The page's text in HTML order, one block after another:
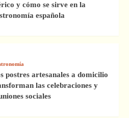
y cómo se sirve en la
española
postres artesanales a domicilio
las celebraciones y
sociales